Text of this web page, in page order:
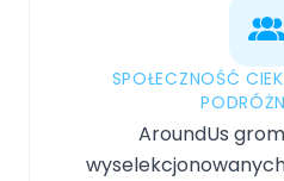
SPOŁECZNOŚĆ
AroundUs